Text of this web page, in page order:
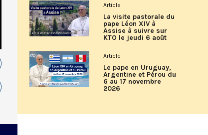
Article
La visite pastorale du
pape Léon XIV à
Assise à suivre sur
KTO le jeudi 6 août
Article
Le pape en Uruguay,
Argentine et Pérou du
6 au 17 novembre
2026